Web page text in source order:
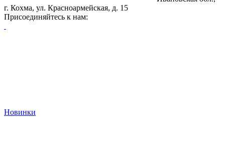
г. Кохма, ул. Красноармейская, д. 15
Присоединяйтесь к нам:
Новинки